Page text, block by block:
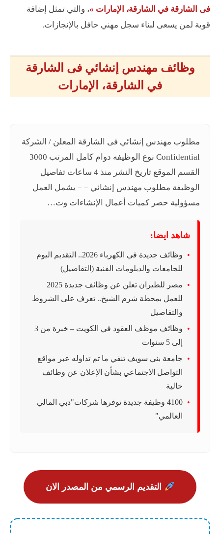
فى الشارقة في الشارقة، الإمارات »، والتي تمثل إضافة
قوية لمن يسعى لبناء سجل مهني حافل بالإنجازات.
وظائف مهندس إنشائي فى الشارقة
في الشارقة، الإمارات
مطلوب مهندس إنشائي فى الشارقة المعلن / الشركة
Confidential نوع الوظيفه دوام كامل المرتب 3000
القسم الموقع تاريخ النشر منذ 4 ساعات تفاصيل
الوظيفة مطلوب مهندس إنشائي – – يشمل العمل
مسؤولية حصر كميات أعمال الإنشاءات وت…
شاهد ايضا:
وظائف جديدة في الكهرباء 2026.. التقديم اليوم
للجامعات والدبلومات الفنية (التفاصيل)
مصر للطيران تعلن عن وظائف جديدة 2025
للعمل بمحطة شرم الشيخ.. تعرف على الشروط
والتفاصيل
وظائف موظف العقود في الكويت – خبرة من 3
إلى 5 سنوات
جامعة بني سويف تنفي ما تم تداوله عبر مواقع
التواصل الاجتماعي بشأن الإعلان عن وظائف
خالية
4100 وظيفة جديدة توفرها شركات"دبي المالي
العالمي"
التقديم الرسمي من المصدر الان